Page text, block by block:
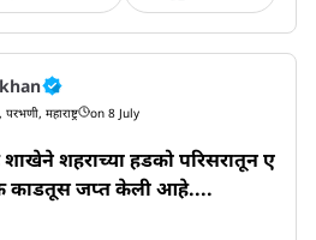
महाराष्ट्र on 8 July
शहराच्या हडको परिसरातून ए
काडतूस जप्त केली आहे....